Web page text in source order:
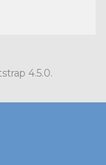
4.5.0.